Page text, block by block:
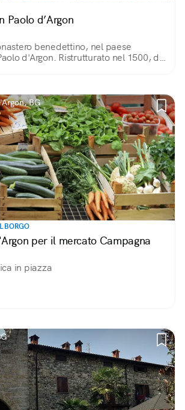
Paolo d’Argon
benedettino, nel paese
d'Argon. Ristrutturato nel 1500, di
BG
BORGO
per il mercato Campagna
in piazza